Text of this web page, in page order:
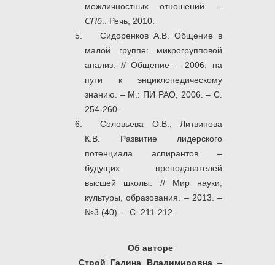
межличностных отношений. –
СПб.: Речь, 2010.
Сидоренков А.В. Общение в
малой группе: микрогрупповой
анализ. // Общение – 2006: на
пути к энциклопедическому
знанию. – М.: ПИ РАО, 2006. – С.
254-260.
Соловьева О.В., Литвинова
К.В. Развитие лидерского
потенциала аспирантов –
будущих преподавателей
высшей школы. // Мир науки,
культуры, образования. – 2013. –
№3 (40). – С. 211-212.
Об авторе
Строй Галина Владимировна–